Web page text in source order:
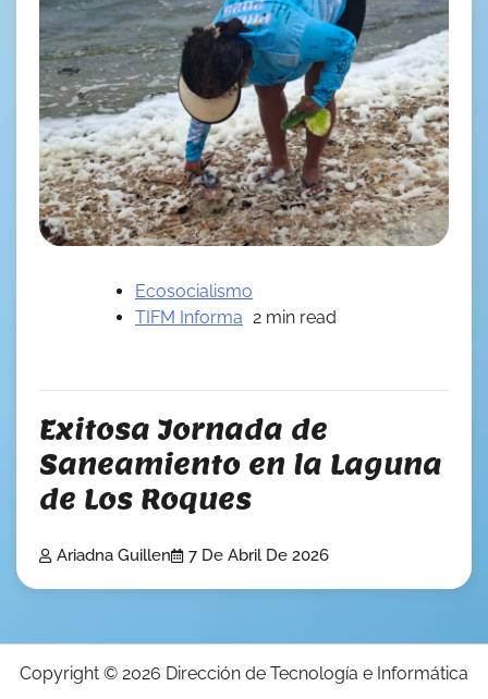
Ecosocialismo
TIFM Informa 2 min read
Exitosa Jornada de
Saneamiento en la Laguna
de Los Roques
Ariadna Guillen 7 De Abril De 2026
Copyright © 2026 Dirección de Tecnología e Informática